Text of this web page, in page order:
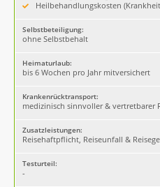
Heilbehandlungskosten
Selbstbeteiligung:
ohne Selbstbehalt
Heimaturlaub:
bis 6 Wochen pro Jahr mitversichert
Krankenrücktransport:
medizinisch sinnvoller & vertretbarer
Zusatzleistungen:
Reisehaftpflicht, Reiseunfall &
Testurteil:
-